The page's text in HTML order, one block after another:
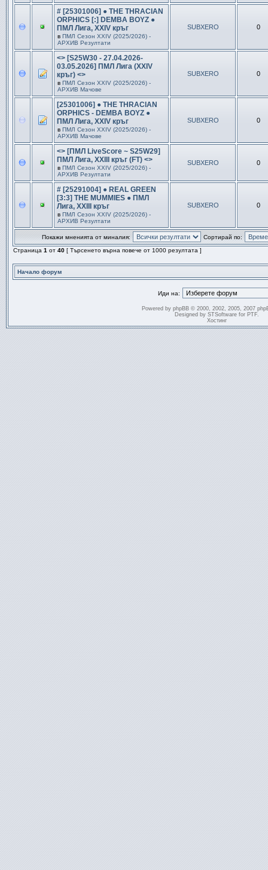
# [25301006] ● THE THRACIAN
ORPHICS [:] DEMBA BOYZ ●
ПМЛ Лига, XXIV кръг
в ПМЛ Сезон ХXIV (2025/2026) -
АРХИВ Резултати
SUBXERO 0
<> [S25W30 - 27.04.2026-
03.05.2026] ПМЛ Лига (XXIV
кръг) <>
в ПМЛ Сезон ХXIV (2025/2026) -
АРХИВ Мачове
SUBXERO 0
[25301006] ● THE THRACIAN
ORPHICS - DEMBA BOYZ ●
ПМЛ Лига, XXIV кръг
в ПМЛ Сезон ХXIV (2025/2026) -
АРХИВ Мачове
SUBXERO 0
<> [ПМЛ LiveScore ~ S25W29]
ПМЛ Лига, XXIII кръг (FT) <>
в ПМЛ Сезон ХXIV (2025/2026) -
АРХИВ Резултати
SUBXERO 0
# [25291004] ● REAL GREEN
[3:3] THE MUMMIES ● ПМЛ
Лига, XXIII кръг
в ПМЛ Сезон ХXIV (2025/2026) -
АРХИВ Резултати
SUBXERO 0
Покажи мненията от миналия:
Сортирай по:
Страница 1 от 40 [ Търсенето върна повече от 1000 резултата ]
Начало форум
Иди на:
Powered by phpBB© 2000, 2002, 2005, 2007
Designed by STSoftwarefor PTF.
Хостинг